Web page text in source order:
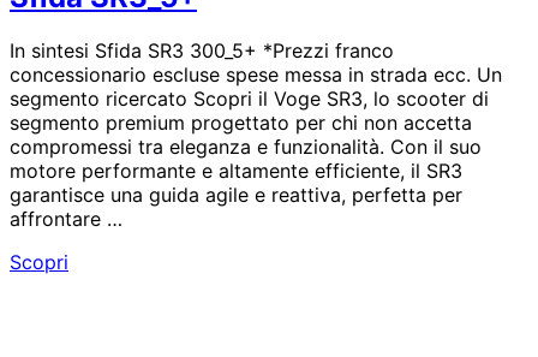
In sintesi Sfida SR3 300_5+ *Prezzi franco
concessionario escluse spese messa in strada ecc. Un
segmento ricercato Scopri il Voge SR3, lo scooter di
segmento premium progettato per chi non accetta
compromessi tra eleganza e funzionalità. Con il suo
motore performante e altamente efficiente, il SR3
garantisce una guida agile e reattiva, perfetta per
affrontare …
Scopri